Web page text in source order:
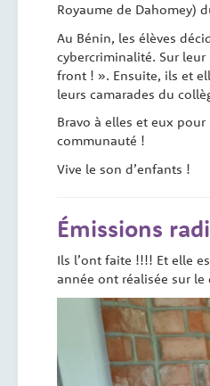
Royaume de Dahomey)
Au Bénin, les élèves
cybercriminalité. Sur
front ! ». Ensuite, ils et
leurs camarades du
Bravo à elles et eux
communauté !
Vive le son d’enfants !
Émissions
Ils l’ont faite !!!! Et elle
année ont réalisée sur le